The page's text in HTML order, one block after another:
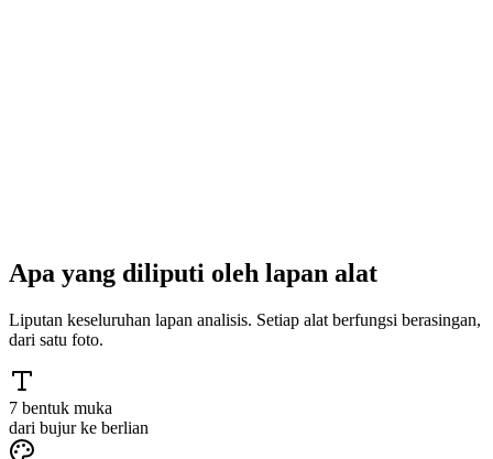
Apa yang diliputi oleh lapan alat
Liputan keseluruhan lapan analisis. Setiap alat berfungsi berasingan,
dari satu foto.
7 bentuk muka
dari bujur ke berlian